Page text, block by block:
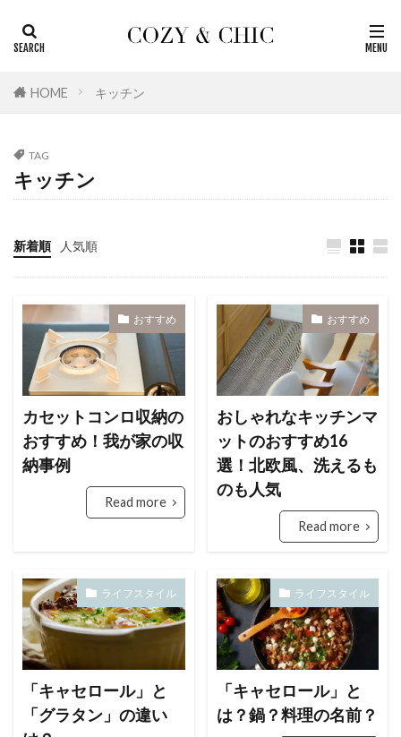
HOME キッチン
TAG
キッチン
新着順 人気順
おすすめ
カセットコンロ収納の
おすすめ！我が家の収
納事例
Read more
おすすめ
おしゃれなキッチンマ
ットのおすすめ16
選！北欧風、洗えるも
のも人気
Read more
ライフスタイル
「キャセロール」と
「グラタン」の違い
ライフスタイル
「キャセロール」と
は？鍋？料理の名前？
カテゴリー
浴室
レビュー
リノベーションの基本
リノベーション
マニュアル
ホテル トラベル
トイレ
ダイエット
キッチン
インテリア
アメリカ
訪問記